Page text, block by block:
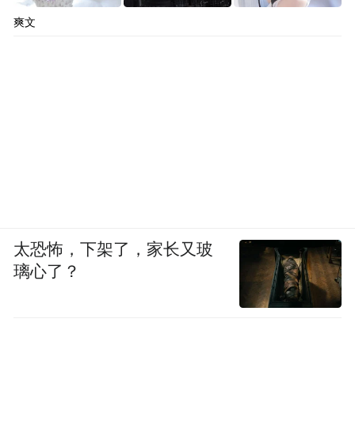
爽文
太恐怖，下架了，家长又玻
璃心了？